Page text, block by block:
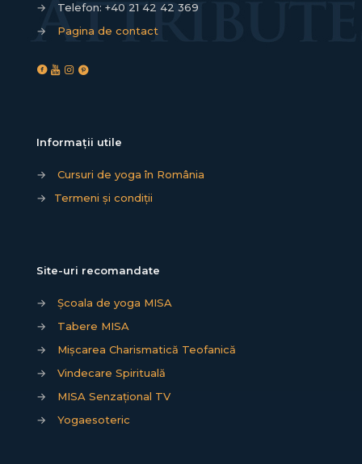
→
Telefon: +40 21 42 42 369
→
Pagina de contact
Informații utile
→
Cursuri de yoga în România
→
Termeni și condiții
Site-uri recomandate
→
Școala de yoga MISA
→
Tabere MISA
→
Mișcarea Charismatică Teofanică
→
Vindecare Spirituală
→
MISA Senzațional TV
→
Yogaesoteric